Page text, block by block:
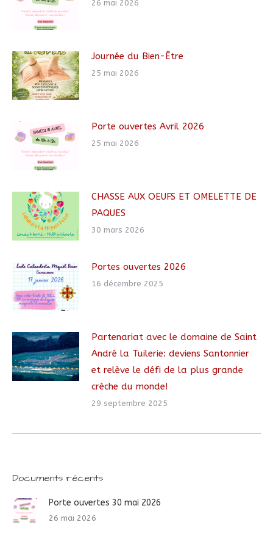
26 mai 2026
Journée du Bien-Être
25 mai 2026
Porte ouvertes Avril 2026
25 mai 2026
CHASSE AUX OEUFS ET OMELETTE DE
PAQUES
30 mars 2026
Portes ouvertes 2026
16 décembre 2025
Partenariat avec le domaine de Saint
André la Tuilerie: deviens Santonnier
et relève le défi de la plus grande
crèche du monde!
29 septembre 2025
Documents récents
Porte ouvertes 30 mai 2026
26 mai 2026